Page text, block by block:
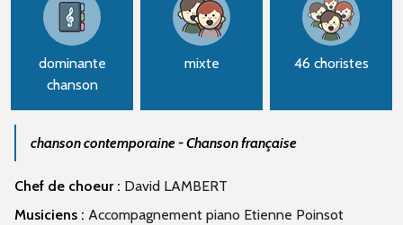
dominante
chanson
mixte 46 choristes
chanson contemporaine - Chanson française
Chef de choeur : David LAMBERT
Musiciens : Accompagnement piano Etienne Poinsot